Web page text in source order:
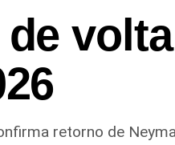
retorno de